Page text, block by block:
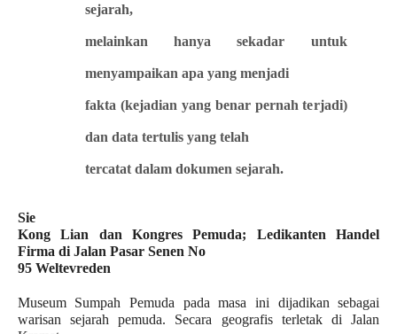
sejarah,
melainkanhanya sekadar untuk
menyampaikan apa yang menjadi
fakta (kejadian yang benar pernah terjadi)
dan data tertulis yang telah
tercatat dalam dokumen sejarah.
Sie
Kong Lian dan Kongres Pemuda; Ledikanten Handel
Firma di Jalan Pasar Senen No
95 Weltevreden
Museum Sumpah Pemuda pada masa ini dijadikan sebagai
warisan sejarah pemuda.
Secara geografis terletak di Jalan